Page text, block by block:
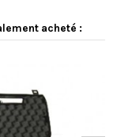
acheté :